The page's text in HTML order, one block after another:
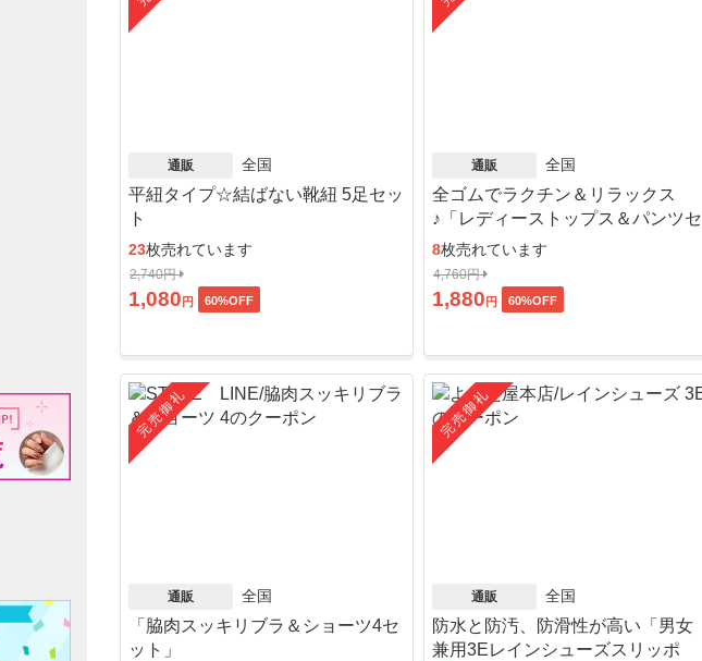
通販 全国
平紐タイプ☆結ばない靴紐 5足セッ
ト
23枚売れています
2,740円
1,080 円 60%OFF
通販 全国
全ゴムでラクチン＆リラックス
♪「レディーストップス＆パンツセ
ット」
8枚売れています
4,760円
1,880 円 60%OFF
完売御礼
通販 全国
「脇肉スッキリブラ＆ショーツ4セ
ット」
完売御礼
通販 全国
防水と防汚、防滑性が高い「男女
兼用3Eレインシューズスリッポ